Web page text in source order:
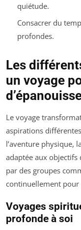
quiétude.
Consacrer du
profondes.
Les
un voyage
Le voyage
aspirations
l’aventure physique,
adaptée aux objectifs
par des groupes
continuellement pour
Voyages
profonde à soi